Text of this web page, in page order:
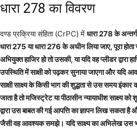
धारा 278 का विवरण
दण्ड प्रक्रिया संहिता (CrPC) में धारा 278 के
धारा 275 या धारा 276 के अधीन लिया जाए, पूरा
अभियुक्त हाजिर हो तो उसकी, या यदि वह प्लीडर द्वारा
उपस्थिति में साक्षी को पढ़कर सुनाया जाएगा और यदि
साक्षी साक्ष्य के किसी भाग की शुद्धता से उस समय
जाता है तो मजिस्ट्रेट या पीठासीन न्यायाधीश साक्ष्य
द्वारा उस बाबत की गई आपत्ति का ज्ञापन लिख सकता है
जैसी वह आवश्यक समझे। यदि साक्ष्य का अभिलेख उस